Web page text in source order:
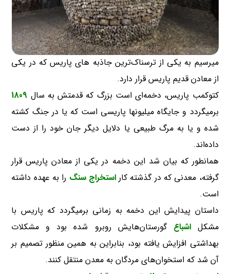
میرسیم به یکی از ترسناک‌ترین جاذبه های پاریس که در یکی
از معادن قدیم پاریس قرار دارد.
کتوکمب پاریس، دخمه‌ای است بزرگ که قدمتش به سال 1809
برمیگردد و جایگاه میلیونها پاریسی است که یا در جنگ کشته
شده و یا به مرگ طبیعی یا دلایل دیگر جان خود را از دست
داده‌اند.
همانطور که بیان شد این دخمه در یکی از معادن پاریس قرار
گرفته، معدنی که در گذشته کاراستخراج سنگ را به عهده داشته
است.
داستان پیدایش این دخمه به زمانی برمیگردد که پاریس با
مشکلاشباع گورستان‌هایش روبرو شده بود و مشکلات
بهداشتی افزایش یافته بود، بنابراین به همین منظور تصمیم بر
آن شد که استخوان‌های مردگان به معدن منتقل کنند.